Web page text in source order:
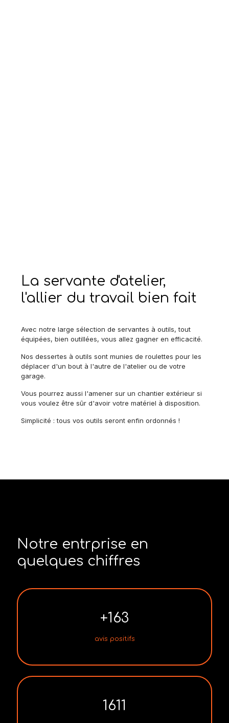
La servante d'atelier,
l'allier du travail bien fait
Avec notre large sélection de servantes à outils, tout
équipées, bien outillées, vous allez gagner en efficacité.
Nos dessertes à outils sont munies de roulettes pour les
déplacer d'un bout à l'autre de l'atelier ou de votre
garage.
Vous pourrez aussi l'amener sur un chantier extérieur si
vous voulez être sûr d'avoir votre matériel à disposition.
Simplicité : tous vos outils seront enfin ordonnés !
Notre entrprise en
quelques chiffres
+163
avis positifs
1611